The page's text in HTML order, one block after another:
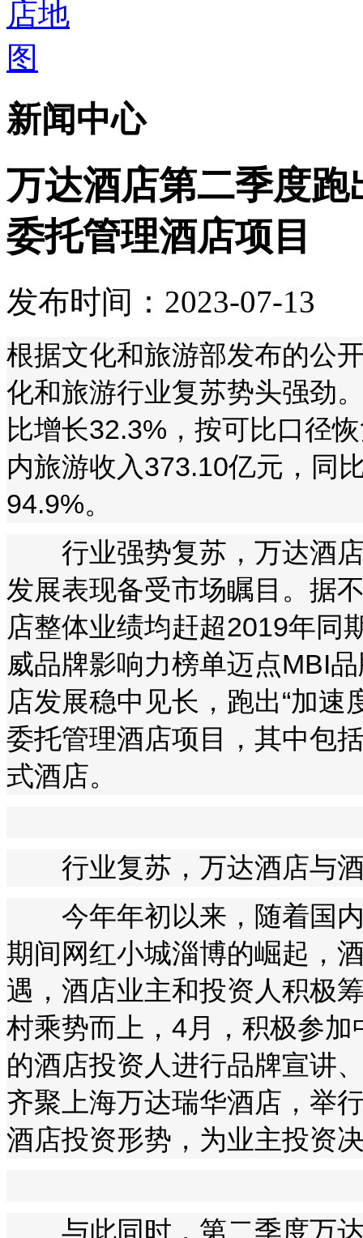
新闻中心
万达酒店第二季度跑
委托管理酒店项目
发布时间：2023-07-13
根据文化和旅游部发布的公
化和旅游行业复苏势头强劲
比增长32.3%，按可比口径
内旅游收入373.10亿元，同
94.9%。
行业强势复苏，万达酒店
发展表现备受市场瞩目。据
店整体业绩均赶超2019年同
威品牌影响力榜单迈点MBI
店发展稳中见长，跑出“加速
委托管理酒店项目，其中包
式酒店。
行业复苏，万达酒店与酒
今年年初以来，随着国内
期间网红小城淄博的崛起，
遇，酒店业主和投资人积极
村乘势而上，4月，积极参
的酒店投资人进行品牌宣讲
齐聚上海万达瑞华酒店，举
酒店投资形势，为业主投资
与此同时，第二季度万达